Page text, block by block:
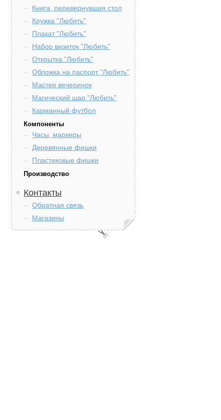
Книга, перевернувшая стол
Кружка "Любить"
Плакат "Любить"
Набор визиток "Любить"
Открытка "Любить"
Обложка на паспорт "Любить"
Мастер вечеринок
Магический шар "Любить"
Карманный футбол
Компоненты
Часы, маркеры
Деревянные фишки
Пластиковые фишки
Производство
Контакты
Обратная связь
Магазины